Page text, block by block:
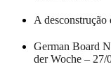
A
German Board
der Woche – 27/